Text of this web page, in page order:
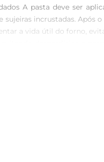
A pasta deve ser
incrustadas. Após
a vida útil do forno,
na remoção